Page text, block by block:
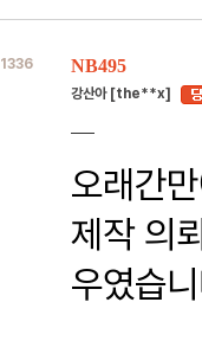
1336 NB495
강산아 [the**x]
오래간
제작 의
우였습